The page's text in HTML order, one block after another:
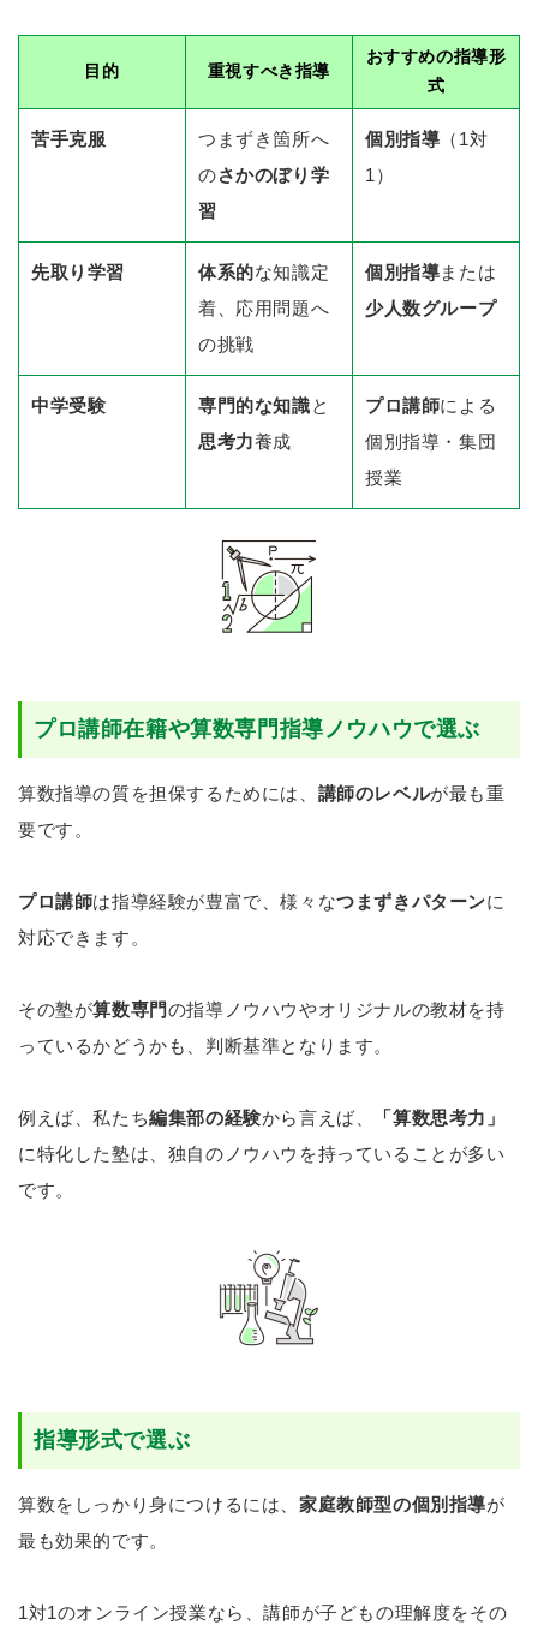
目的 重視すべき指導
おすすめの指導形
式
苦手克服
つまずき箇所へ
のさかのぼり学
習
個別指導 （1対
1）
先取り学習 体系的な知識定
着、応用問題へ
の挑戦
個別指導または
少人数グループ
中学受験 専門的な知識と
思考力養成
プロ講師による
個別指導・集団
授業
プロ講師在籍や算数専門指導ノウハウで選ぶ
算数指導の質を担保するためには、 講師のレベルが最も重
要です。
プロ講師は指導経験が豊富で、様々なつまずきパターンに
対応できます。
その塾が算数専門の指導ノウハウやオリジナルの教材を持
っているかどうかも、判断基準となります。
例えば、私たち編集部の経験から言えば、
「算数思考力」
に特化した塾は、独自のノウハウを持っていることが多い
です。
指導形式で選ぶ
算数をしっかり身につけるには、 家庭教師型の個別指導が
最も効果的です。
1対1のオンライン授業なら、講師が子どもの理解度をその